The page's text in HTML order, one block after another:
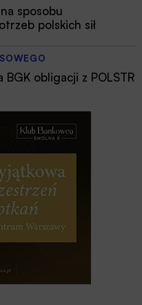
sposobu
polskich sił
BGK obligacji z POLSTR